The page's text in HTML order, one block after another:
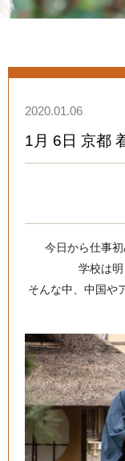
2020.01.06
1月 6日 京都
今日から仕事
学校は
そんな中、中国や